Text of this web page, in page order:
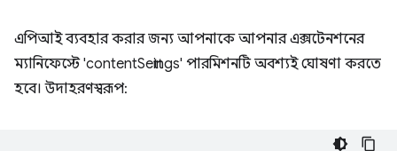
এপিআই ব্যবহার করার জন্য আপনাকে আপনার এক্সটেনশনের
ম্যানিফেস্টে 'contentSettings' পারমিশনটি অবশ্যই ঘোষণা করতে
হবে। উদাহরণস্বরূপ: